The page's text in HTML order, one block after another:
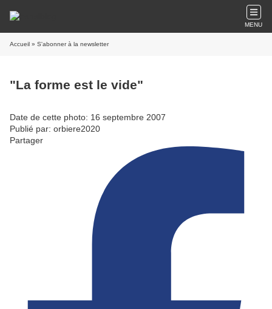
MENU
Accueil » S'abonner à la newsletter
"La forme est le vide"
Date de cette photo: 16 septembre 2007
Publié par: orbiere2020
Partager